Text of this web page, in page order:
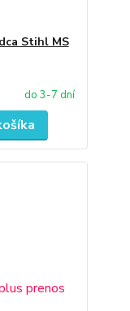
Stihl MS
do 3-7 dní